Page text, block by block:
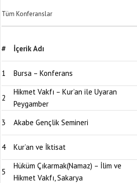
Tüm Konferanslar
# İçerik Adı
1 Bursa – Konferans
2
Hikmet Vakfı – Kur’an ile Uyaran
Peygamber
3
Akabe Gençlik Semineri
4
Kur’an ve İktisat
5
Hüküm Çıkarmak(Namaz) – İlim ve
Hikmet Vakfı, Sakarya